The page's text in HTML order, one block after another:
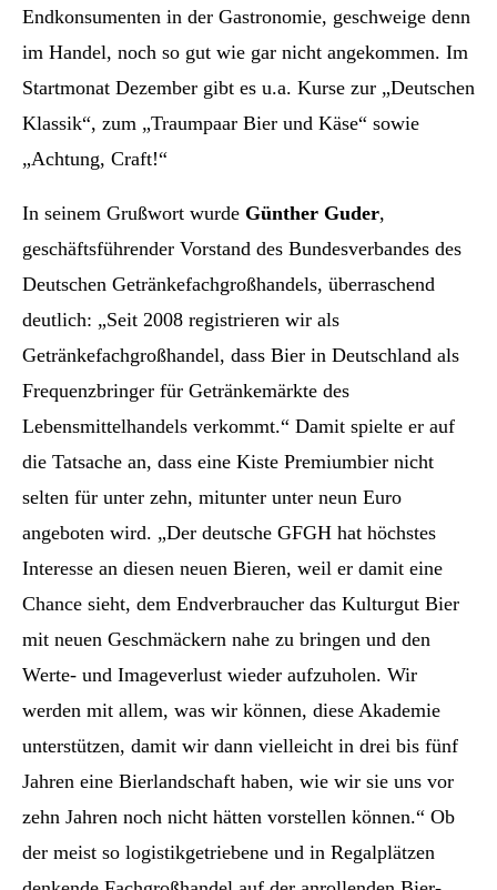
Endkonsumenten in der Gastronomie, geschweige denn
im Handel, noch so gut wie gar nicht angekommen. Im
Startmonat Dezember gibt es u.a. Kurse zur „Deutschen
Klassik“, zum „Traumpaar Bier und Käse“ sowie
„Achtung, Craft!“
In seinem Grußwort wurde Günther Guder,
geschäftsführender Vorstand des Bundesverbandes des
Deutschen Getränkefachgroßhandels, überraschend
deutlich: „Seit 2008 registrieren wir als
Getränkefachgroßhandel, dass Bier in Deutschland als
Frequenzbringer für Getränkemärkte des
Lebensmittelhandels verkommt.“ Damit spielte er auf
die Tatsache an, dass eine Kiste Premiumbier nicht
selten für unter zehn, mitunter unter neun Euro
angeboten wird. „Der deutsche GFGH hat höchstes
Interesse an diesen neuen Bieren, weil er damit eine
Chance sieht, dem Endverbraucher das Kulturgut Bier
mit neuen Geschmäckern nahe zu bringen und den
Werte- und Imageverlust wieder aufzuholen. Wir
werden mit allem, was wir können, diese Akademie
unterstützen, damit wir dann vielleicht in drei bis fünf
Jahren eine Bierlandschaft haben, wie wir sie uns vor
zehn Jahren noch nicht hätten vorstellen können.“ Ob
der meist so logistikgetriebene und in Regalplätzen